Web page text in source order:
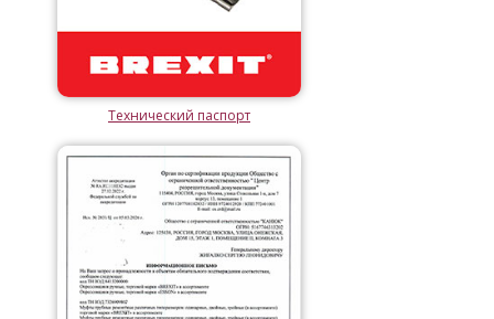
Технический паспорт